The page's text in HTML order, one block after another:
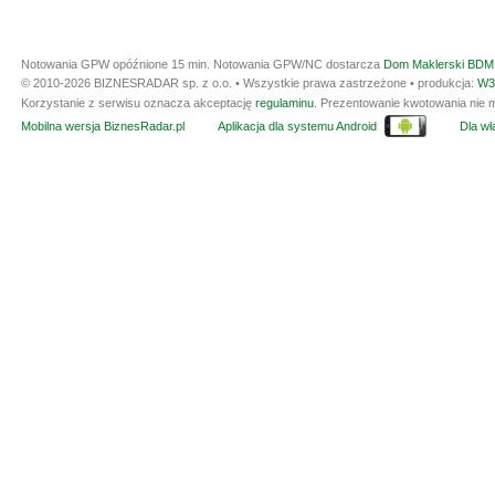
Notowania GPW opóźnione 15 min. Notowania GPW/NC dostarcza Dom Maklerski
© 2010-2026 BIZNESRADAR sp. z o.o. • Wszystkie prawa zastrzeżone • produkcja:
Korzystanie z serwisu oznacza akceptację regulaminu . Prezentowanie kwotowania
Mobilna wersja BiznesRadar.pl
Aplikacja dla systemu Android Dla